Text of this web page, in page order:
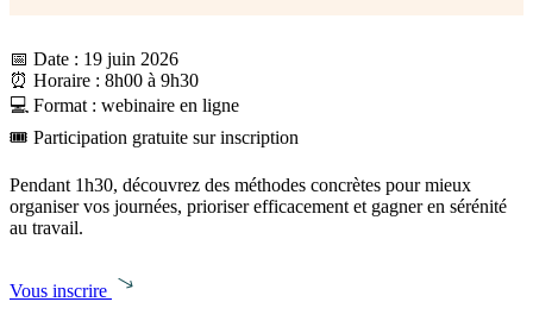
📅 Date : 19 juin 2026
⏰ Horaire : 8h00 à 9h30
💻 Format : webinaire en ligne
🎟️ Participation gratuite sur inscription
Pendant 1h30, découvrez des méthodes concrètes pour mieux
organiser vos journées, prioriser efficacement et gagner en sérénité
au travail.
Vous inscrire